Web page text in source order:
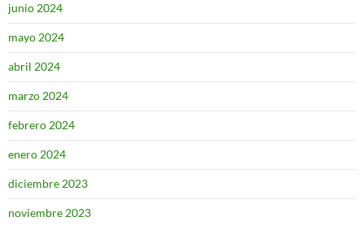
junio 2024
mayo 2024
abril 2024
marzo 2024
febrero 2024
enero 2024
diciembre 2023
noviembre 2023